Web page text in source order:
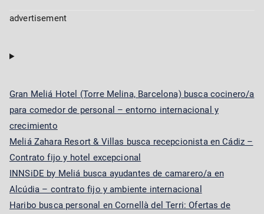
advertisement
Gran Meliá Hotel (Torre Melina, Barcelona) busca cocinero/a
para comedor de personal – entorno internacional y
crecimiento
Meliá Zahara Resort & Villas busca recepcionista en Cádiz –
Contrato fijo y hotel excepcional
INNSiDE by Meliá busca ayudantes de camarero/a en
Alcúdia – contrato fijo y ambiente internacional
Haribo busca personal en Cornellà del Terri: Ofertas de